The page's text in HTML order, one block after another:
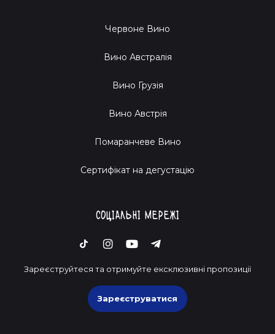
Червоне Вино
Вино Австралія
Вино Грузія
Вино Австрія
Помаранчеве Вино
Cертифікат на дегустацію
Соціальні мережі
Зареєструйтеся та отримуйте ексклюзивні пропозиції
Зареєструватися